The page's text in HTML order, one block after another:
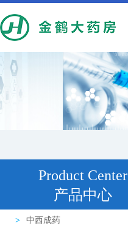
Product Center
产品中心
中西成药